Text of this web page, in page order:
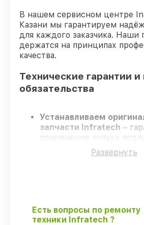
В нашем сервисном центре
Казани мы гарантируем
для каждого заказчика. Наши
держатся на принципах
качества.
Технические гарантии
обязательства
Устанавливаем
запчасти Infratech –
применение только
комплектующих.
Сертифицированные
Всегда выполняем
ремонт оптического
IT-124Н без задержек.
Развернуть
Есть вопросы по ремонту
техники Infratech ?